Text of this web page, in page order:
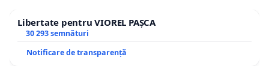
Libertate pentru VIOREL PAȘCA
30 293 semnături
Notificare de transparență